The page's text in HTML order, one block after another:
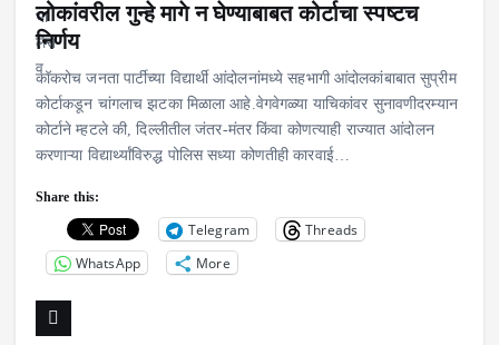
लोकांवरील गुन्हे मागे न घेण्याबाबत कोर्टाचा स्पष्टच
निर्णय
कॉकरोच जनता पार्टीच्या विद्यार्थी आंदोलनांमध्ये सहभागी आंदोलकांबाबात सुप्रीम
कोर्टाकडून चांगलाच झटका मिळाला आहे.वेगवेगळ्या याचिकांवर सुनावणीदरम्यान
कोर्टाने म्हटले की, दिल्लीतील जंतर-मंतर किंवा कोणत्याही राज्यात आंदोलन
करणाऱ्या विद्यार्थ्यांविरुद्ध पोलिस सध्या कोणतीही कारवाई…
Share this:
Telegram
Threads
WhatsApp
More